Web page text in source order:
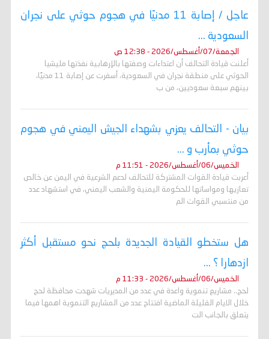
عاجل / إصابة 11 مدنيًا في هجوم حوثي على نجران
السعودية ...
الجمعة/07/أغسطس/2026 - 12:38 ص
أعلنت قيادة التحالف أن اعتداءات وصفتها بالإرهابية نفذتها مليشيا
الحوثي على منطقة نجران في السعودية، أسفرت عن إصابة 11 مدنيًا،
بينهم سبعة سعوديين، من ب
بيان - التحالف يعزي بشهداء الجيش اليمني في هجوم
حوثي بمأرب و ...
الخميس/06/أغسطس/2026 - 11:51 م
أعربت قيادة القوات المشتركة للتحالف لدعم الشرعية في اليمن عن خالص
تعازيها ومواساتها للحكومة اليمنية والشعب اليمني، في استشهاد عدد
من منتسبي القوات الم
هل ستخطو القيادة الجديدة بلحج نحو مستقبل أكثر
ازدهارا ؟ ...
الخميس/06/أغسطس/2026 - 11:33 م
لحج.. مشاريع تنموية واعدة في عدد من المديريات شهدت محافظة لحج
خلال الايام القليلة الماضية افتتاح عدد من المشاريع التنموية اهمها فيما
يتعلق بالجانب الت